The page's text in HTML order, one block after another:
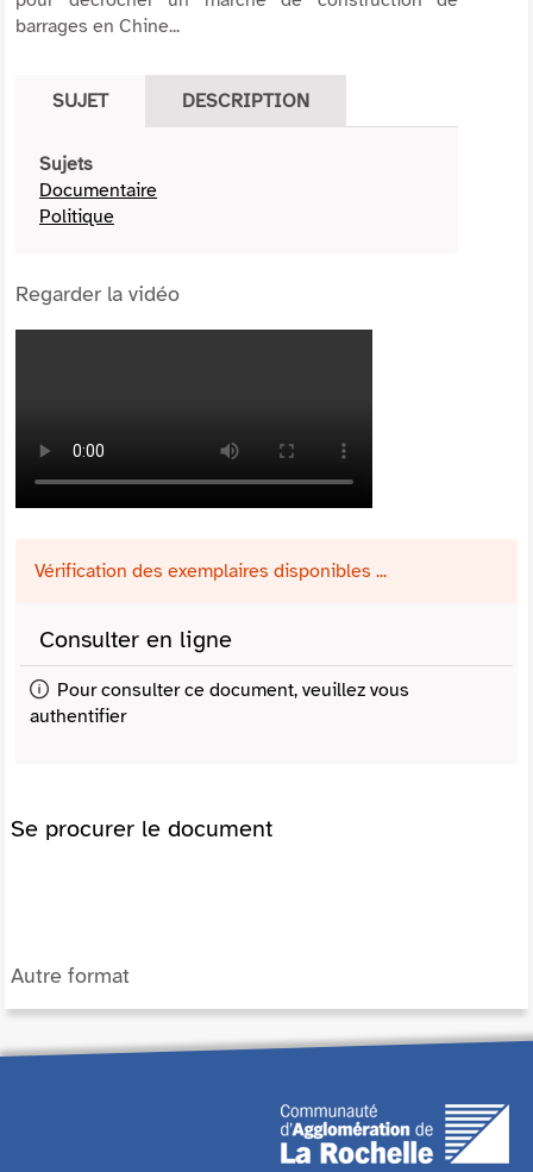
barrages en Chine...
SUJET DESCRIPTION
Sujets
Documentaire
Politique
Regarder la vidéo
Vérification des exemplaires disponibles ...
Consulter en ligne
Pour consulter ce document, veuillez vous
authentifier
Se procurer le document
Autre format